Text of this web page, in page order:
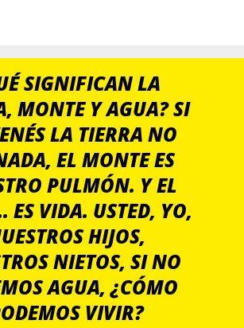
SIGNIFICAN LA
MONTE Y AGUA? SI
LA TIERRA NO
EL MONTE ES
PULMÓN. Y EL
ES VIDA. USTED, YO,
HIJOS,
NIETOS, SI NO
AGUA, ¿CÓMO
VIVIR?